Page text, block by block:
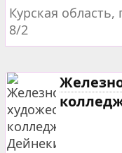
Курская область,
8/2